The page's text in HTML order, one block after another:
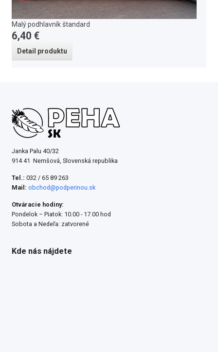
Malý podhlavník štandard
6,40 €
Detail produktu
Janka Palu 40/32
914 41 Nemšová, Slovenská republika
Tel.: 032 / 65 89 263
Mail: obchod@podperinou.sk
Otváracie hodiny:
Pondelok – Piatok: 10.00 - 17.00 hod
Sobota a Nedeľa: zatvorené
Kde nás nájdete